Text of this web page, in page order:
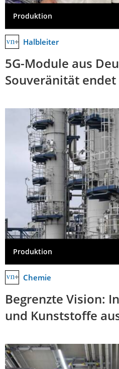
Produktion
Halbleiter
5G-Module aus
Souveränität
Produktion
Chemie
Begrenzte Vision:
und Kunststoffe